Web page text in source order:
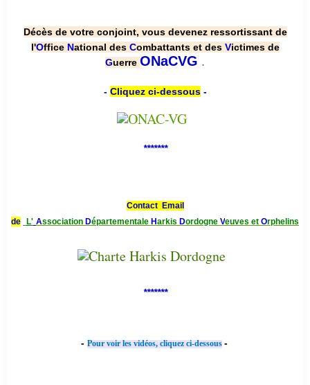
Décès de votre conjoint, vous devenez ressortissant de
l'Office National des Combattants et des Victimes de
Guerre ONaCVG .
- Cliquez ci-dessous-
*******
Contact Email
de
L' Association Départementale Harkis Dordogne Veuves et Orphelins
*******
- Pour voir les vidéos, cliquez ci-dessous -